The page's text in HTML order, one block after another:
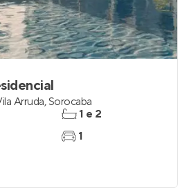
Arruda,Sorocaba
1 e 2
1